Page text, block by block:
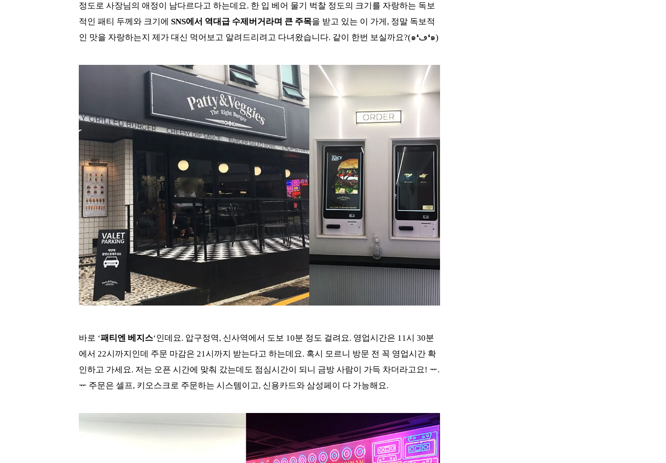
정도로 사장님의 애정이 남다르다고 하는데요. 한 입 베어 물기 벅찰 정도의 크기를 자랑하는 독보
적인 패티 두께와 크기에 SNS에서 역대급 수제버거라며 큰 주목을 받고 있는 이 가게, 정말 독보적
인 맛을 자랑하는지 제가 대신 먹어보고 알려드리려고 다녀왔습니다. 같이 한번 보실까요?(๑❛ڡ❛๑)
바로 ‘패티엔 베지스‘인데요. 압구정역, 신사역에서 도보 10분 정도 걸려요. 영업시간은 11시 30분
에서 22시까지인데 주문 마감은 21시까지 받는다고 하는데요. 혹시 모르니 방문 전 꼭 영업시간 확
인하고 가세요. 저는 오픈 시간에 맞춰 갔는데도 점심시간이 되니 금방 사람이 가득 차더라고요! ᅲ.
ᅲ 주문은 셀프, 키오스크로 주문하는 시스템이고, 신용카드와 삼성페이 다 가능해요.